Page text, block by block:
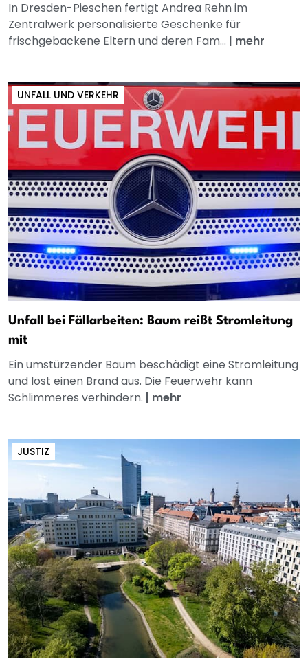
In Dresden-Pieschen fertigt Andrea Rehn im
Zentralwerk personalisierte Geschenke für
frischgebackene Eltern und deren Fam... | mehr
UNFALL UND VERKEHR
Unfall bei Fällarbeiten: Baum reißt Stromleitung
mit
Ein umstürzender Baum beschädigt eine Stromleitung
und löst einen Brand aus. Die Feuerwehr kann
Schlimmeres verhindern. | mehr
JUSTIZ